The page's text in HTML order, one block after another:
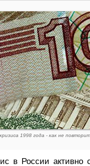
1998 года - как не
в России активно